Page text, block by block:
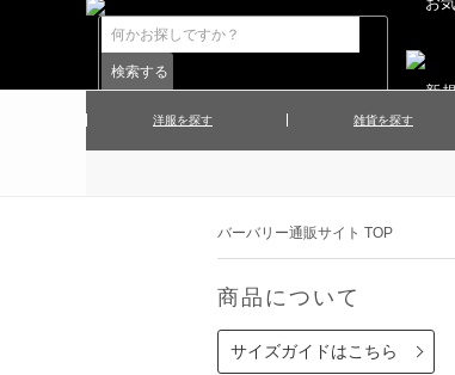
洋服を探す
▲レディースワンピース
雑貨を探す
▲アクセサリー
▲マフラー／ストール
▲その他
バーバリー通販サイト TOP
商品について
サイズガイドはこちら